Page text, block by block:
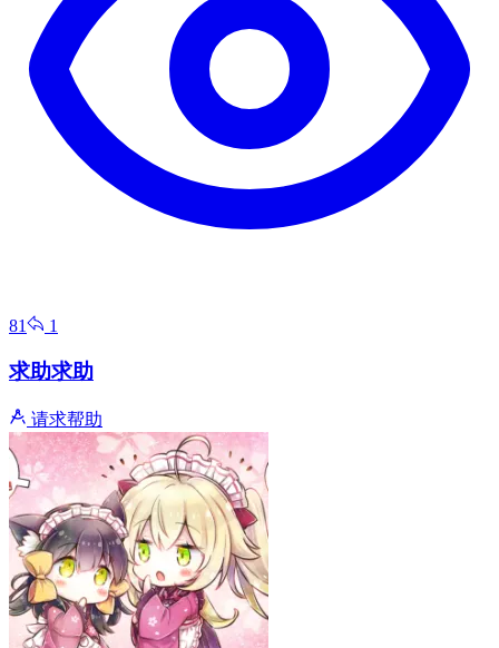
81 1
求助求助
请求帮助